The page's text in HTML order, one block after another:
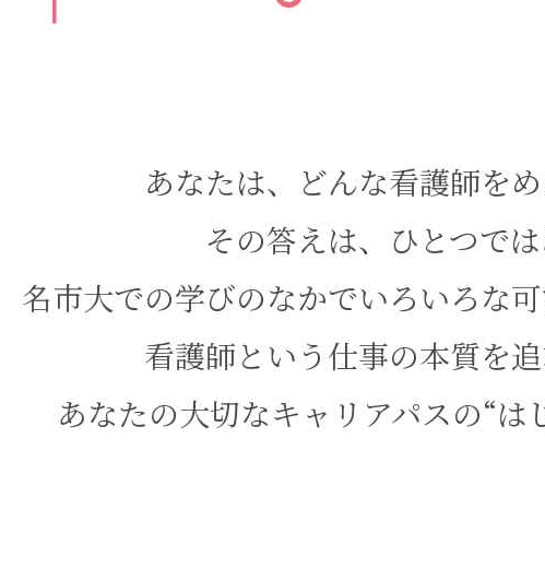
あなたは、どんな看護師を
その答えは、
ひとつで
名市大での学びのなかでいろいろな
看護師という仕事の本質を
あなたの大切なキャリアパスの“は